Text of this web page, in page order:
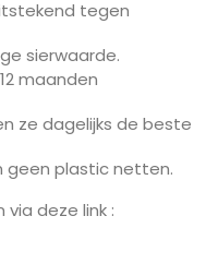
tegen
sierwaarde.
maanden
ze dagelijks de beste
geen plastic netten.
deze link :